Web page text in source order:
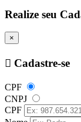
Realize seu
×
Cadastre-se
CPF
CNPJ
CPF